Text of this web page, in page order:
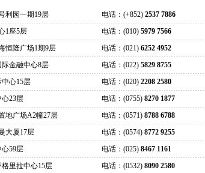
利园一期19层 电话：(+852) 2537 7886
1座5层 电话：(010) 5979 7566
恒隆广场1期9层 电话：(021) 6252 4952
际金融中心8层 电话：(022) 5829 8755
中心15层 电话：(020) 2208 2580
心23层 电话：(0755) 8270 1877
地广场A2幢27层 电话：(0571) 8788 6788
大厦17层 电话：(0574) 8772 9255
心59层 电话：(025) 8467 1161
格里拉中心15层 电话：(0532) 8090 2580